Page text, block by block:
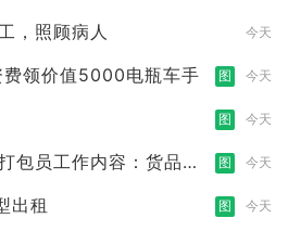
，照顾病人 今天
费领价值5000电瓶车手 图 今天
图 今天
包员工作内容：货品分
图 今天
出租 图 今天